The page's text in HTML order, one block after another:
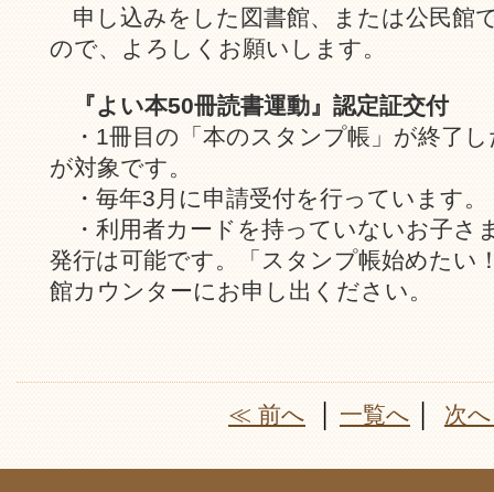
申し込みをした図書館、または公民館
ので、よろしくお願いします。
『よい本50冊読書運動』認定証交付
・1冊目の「本のスタンプ帳」が終了
が対象です。
・毎年3月に申請受付を行っています。
・利用者カードを持っていないお子さ
発行は可能です。「スタンプ帳始めたい
館カウンターにお申し出ください。
≪ 前へ 一覧へ 次